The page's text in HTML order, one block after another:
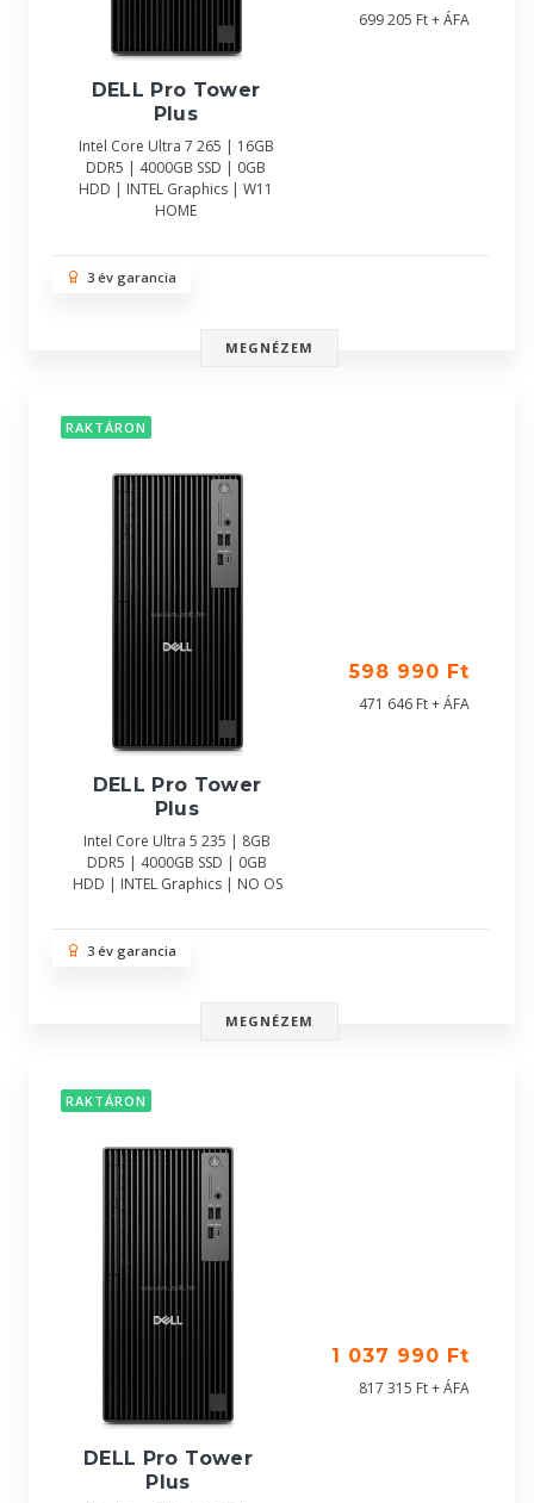
DELL Pro Tower
Plus
Intel Core Ultra 7 265 | 16GB
DDR5 | 4000GB SSD | 0GB
HDD | INTEL Graphics | W11
HOME
699 205 Ft + ÁFA
3 év garancia
MEGNÉZEM
RAKTÁRON
DELL Pro Tower
Plus
Intel Core Ultra 5 235 | 8GB
DDR5 | 4000GB SSD | 0GB
HDD | INTEL Graphics | NO OS
598 990 Ft
471 646 Ft + ÁFA
3 év garancia
MEGNÉZEM
RAKTÁRON
DELL Pro Tower
Plus
1 037 990 Ft
817 315 Ft + ÁFA